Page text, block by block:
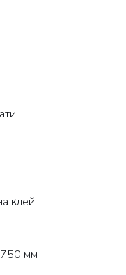
клей.
мм